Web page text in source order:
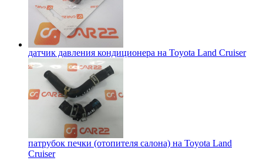
датчик давления кондиционера на Toyota Land Cruiser
патрубок печки (отопителя салона) на Toyota Land
Cruiser